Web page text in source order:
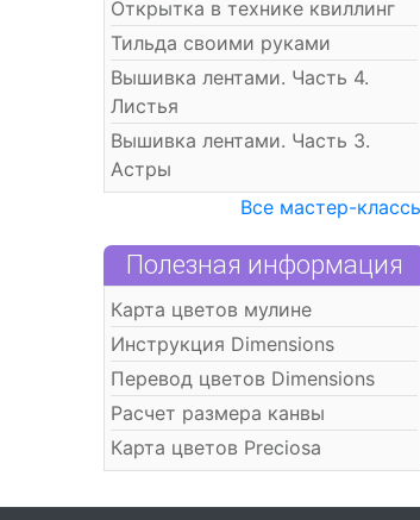
Открытка в технике квиллинг
Тильда своими руками
Вышивка лентами. Часть 4.
Листья
Вышивка лентами. Часть 3.
Астры
Все мастер-
Полезная информация
Карта цветов мулине
Инструкция Dimensions
Перевод цветов Dimensions
Расчет размера канвы
Карта цветов Preciosa